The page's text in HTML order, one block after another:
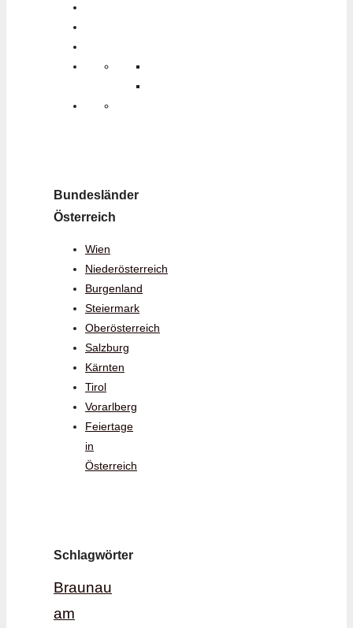
Bundesländer
Österreich
Wien
Niederösterreich
Burgenland
Steiermark
Oberösterreich
Salzburg
Kärnten
Tirol
Vorarlberg
Feiertage
in
Österreich
Schlagwörter
Braunau
am